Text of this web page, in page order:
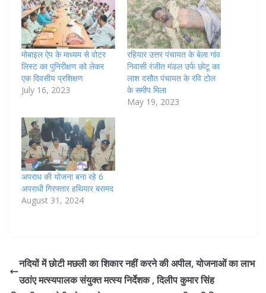
मोबाइल ऐप के माध्यम से वोटर
लिस्ट का पुनिरीक्षण को लेकर
एक दिवसीय प्रशिक्षण
July 16, 2023
रहियार उत्तर पंचायत के बेला गांव
निवासी रंजीत मंडल उर्फ छोटू का
लाश दसौत पंचायत के रवि टोल
के समीप मिला
May 19, 2023
अपराध की योजना बना रहे 6
अपराधी गिरफ्तार हथियार बरामद
August 31, 2024
नदियों में छोटी मछली का शिकार नहीं करने की अपील, योजनाओं का लाभ
उठांए मत्स्यपालक संयुक्त मत्स्य निर्देशक , दिलीप कुमार सिंह